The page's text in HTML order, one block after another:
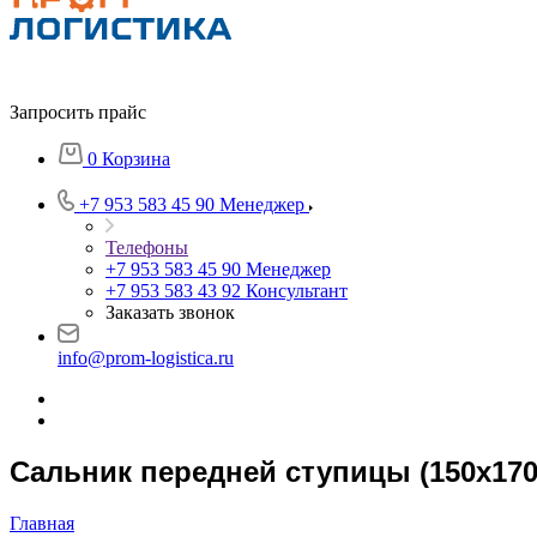
Запросить прайс
0 Корзина
+7 953 583 45 90 Менеджер
Телефоны
+7 953 583 45 90 Менеджер
+7 953 583 43 92 Консультант
Заказать звонок
info@prom-logistica.ru
Сальник передней ступицы
Главная